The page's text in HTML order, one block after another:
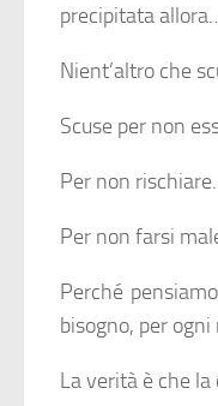
precipitata
Nient’altro che
Scuse per non
Per non rischiare.
Per non farsi
Perché
bisogno, per
La verità è che